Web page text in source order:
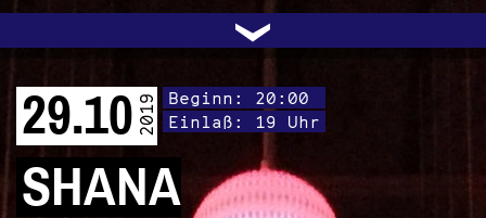
PROGRAMM
ARCHIV
AUDIO|VIDEO
LICHTBLICKE
TRANSIT
OFFENE TÜR
FACEBOOK
INSTAGRAM
KONTAKT
TRAFO
UNTERSTÜTZEN
POLITIK
›
SHANA
Beginn: 20:00
Einlaß: 19 Uhr
29.102019